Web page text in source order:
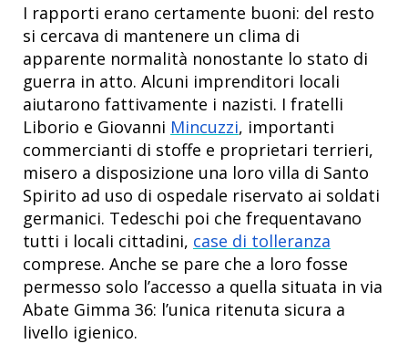
I rapporti erano certamente buoni: del resto
si cercava di mantenere un clima di
apparente normalità nonostante lo stato di
guerra in atto. Alcuni imprenditori locali
aiutarono fattivamente i nazisti. I fratelli
Liborio e Giovanni Mincuzzi, importanti
commercianti di stoffe e proprietari terrieri,
misero a disposizione una loro villa di Santo
Spirito ad uso di ospedale riservato ai soldati
germanici. Tedeschi poi che frequentavano
tutti i locali cittadini, case di tolleranza
comprese. Anche se pare che a loro fosse
permesso solo l’accesso a quella situata in via
Abate Gimma 36: l’unica ritenuta sicura a
livello igienico.